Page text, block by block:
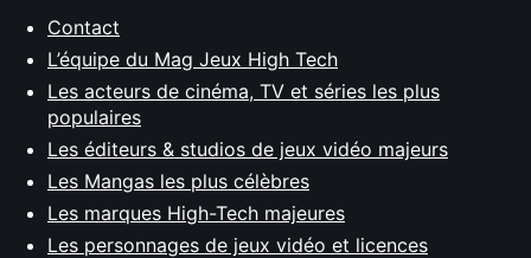
Contact
L’équipe du Mag Jeux High Tech
Les acteurs de cinéma, TV et séries les plus
populaires
Les éditeurs & studios de jeux vidéo majeurs
Les Mangas les plus célèbres
Les marques High-Tech majeures
Les personnages de jeux vidéo et licences